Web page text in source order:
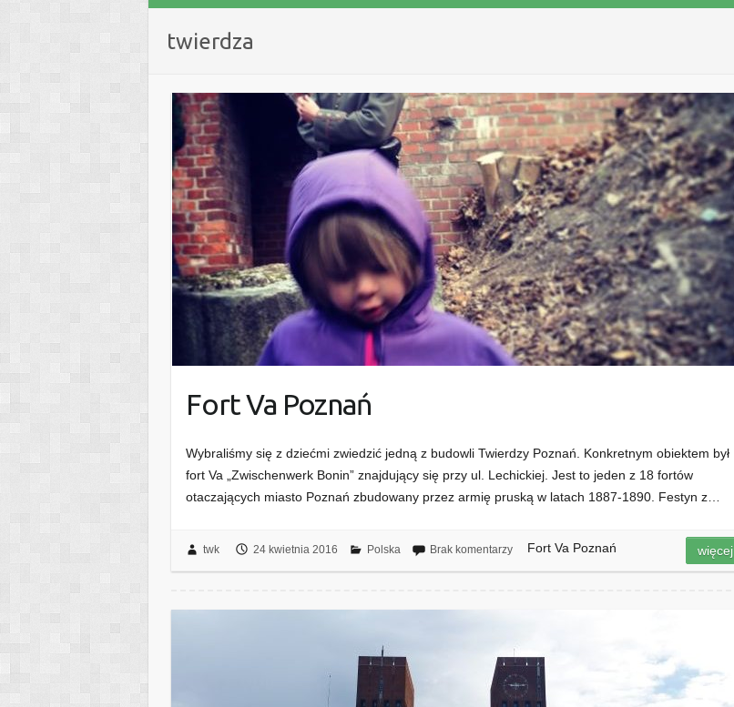
twierdza
Fort Va Poznań
Wybraliśmy się z dziećmi zwiedzić jedną z budowli Twierdzy Poznań. Konkretnym obiektem był
fort Va „Zwischenwerk Bonin” znajdujący się przy ul. Lechickiej. Jest to jeden z 18 fortów
otaczających miasto Poznań zbudowany przez armię pruską w latach 1887-1890. Festyn z…
twk 24 kwietnia 2016 Polska Brak komentarzy Fort Va Poznań więcej